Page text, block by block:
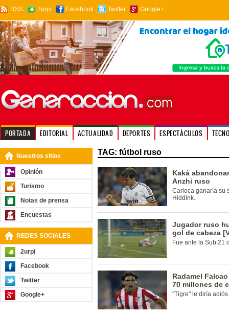
RSS 2urpi Facebook Twitter Google+
PORTADA EDITORIAL ACTUALIDAD DEPORTES ESPECTÁCULOS
Nuestros sitios
Opinión
Turismo
Notas de prensa
Encuestas
REDES SOCIALES
2urpi
Facebook
Twitter
Google+
TAG: fútbol ruso
Kaká
Anzhi ruso
Carioca ganaría su
Hiddink.
Jugador ruso
gol de cabeza
Fue ante la Sub 21
Radamel
70 millones de
"Tigre" le diría